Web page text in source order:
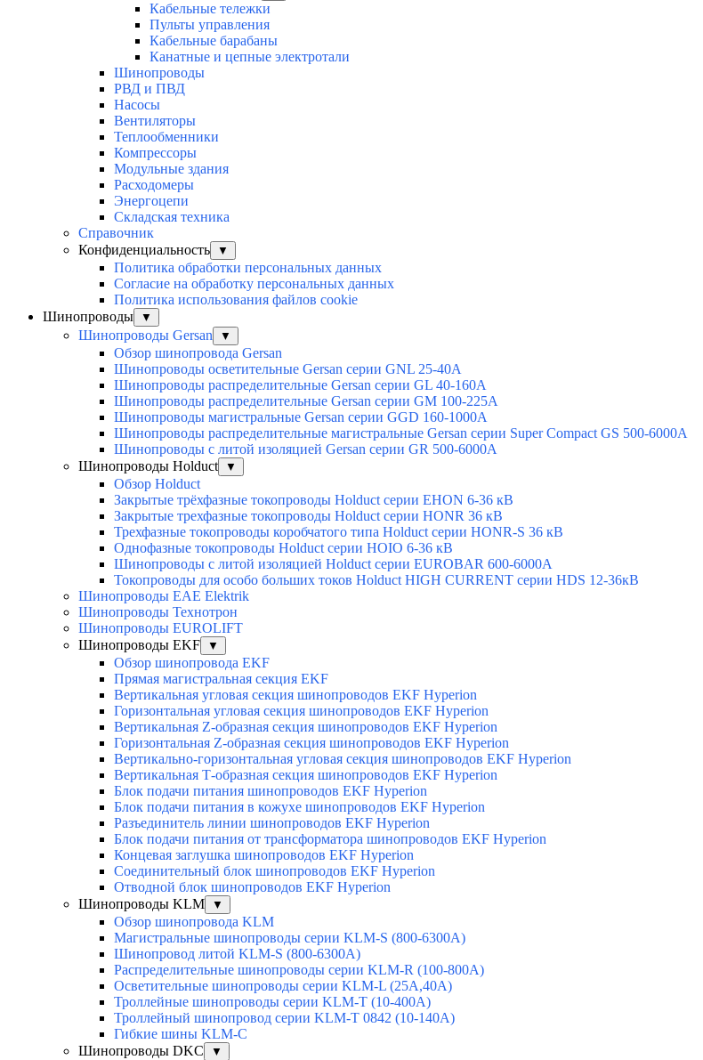
Кабельные тележки
Пульты управления
Кабельные барабаны
Канатные и цепные электротали
Шинопроводы
РВД и ПВД
Насосы
Вентиляторы
Теплообменники
Компрессоры
Модульные здания
Расходомеры
Энергоцепи
Складская техника
Справочник
Конфиденциальность
▼
Политика обработки персональных данных
Согласие на обработку персональных данных
Политика использования файлов cookie
Шинопроводы
▼
Шинопроводы Gersan ▼
Обзор шинопровода Gersan
Шинопроводы осветительные Gersan серии GNL 25-40А
Шинопроводы распределительные Gersan серии GL 40-160А
Шинопроводы распределительные Gersan серии GМ 100-225А
Шинопроводы магистральные Gersan серии GGD 160-1000А
Шинопроводы распределительные магистральные Gersan серии Super Сompact GS 500-6000А
Шинопроводы с литой изоляцией Gersan серии GR 500-6000А
Шинопроводы Holduct
▼
Обзор Holduct
Закрытые трёхфазные токопроводы Holduct серии EHON 6-36 кВ
Закрытые трехфазные токопроводы Holduct серии HONR 36 кВ
Трехфазные токопроводы коробчатого типа Holduct серии HONR-S 36 кВ
Однофазные токопроводы Holduct серии HOIO 6-36 кВ
Шинопроводы с литой изоляцией Holduct серии EUROBAR 600-6000А
Токопроводы для особо больших токов Holduct HIGH CURRENT серии HDS 12-36кВ
Шинопроводы EAE Elektrik
Шинопроводы Технотрон
Шинопроводы EUROLIFT
Шинопроводы EKF
▼
Обзор шинопровода EKF
Прямая магистральная секция EKF
Вертикальная угловая секция шинопроводов EKF Hyperion
Горизонтальная угловая секция шинопроводов EKF Hyperion
Вертикальная Z-образная секция шинопроводов EKF Hyperion
Горизонтальная Z-образная секция шинопроводов EKF Hyperion
Вертикально-горизонтальная угловая секция шинопроводов EKF Hyperion
Вертикальная Т-образная секция шинопроводов EKF Hyperion
Блок подачи питания шинопроводов EKF Hyperion
Блок подачи питания в кожухе шинопроводов EKF Hyperion
Разъединитель линии шинопроводов EKF Hyperion
Блок подачи питания от трансформатора шинопроводов EKF Hyperion
Концевая заглушка шинопроводов EKF Hyperion
Соединительный блок шинопроводов EKF Hyperion
Отводной блок шинопроводов EKF Hyperion
Шинопроводы KLM
▼
Обзор шинопровода KLM
Магистральные шинопроводы серии KLM-S (800-6300А)
Шинопровод литой KLM-S (800-6300А)
Распределительные шинопроводы серии KLM-R (100-800А)
Осветительные шинопроводы серии KLM-L (25А,40А)
Троллейные шинопроводы серии KLM-T (10-400А)
Троллейный шинопровод серии KLM-T 0842 (10-140А)
Гибкие шины KLM-С
Шинопроводы DKC
▼